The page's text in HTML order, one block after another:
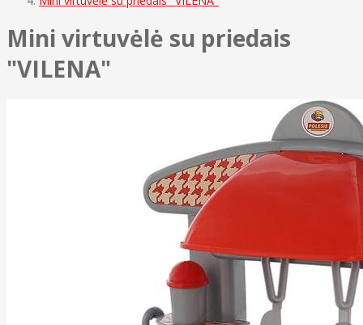
Mini virtuvėlė su priedais
"VILENA"